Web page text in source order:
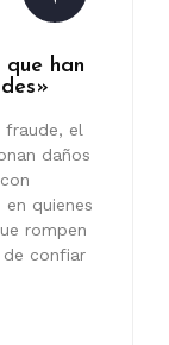
han
fraude, el
daños
quienes
rompen
de confiar